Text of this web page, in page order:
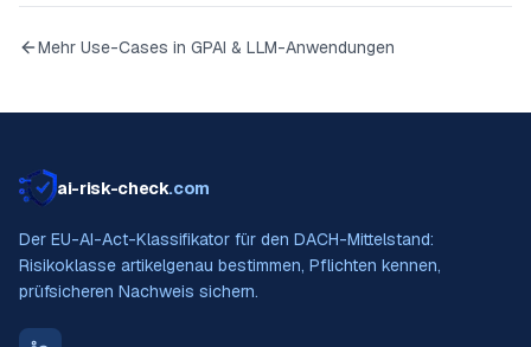
Mehr Use-Cases in GPAI & LLM-Anwendungen
ai-risk-check.com
Der EU-AI-Act-Klassifikator für den DACH-Mittelstand:
Risikoklasse artikelgenau bestimmen, Pflichten kennen,
prüfsicheren Nachweis sichern.